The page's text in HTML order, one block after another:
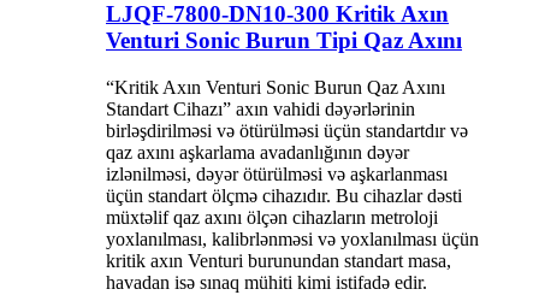
LJQF-7800-DN10-300 Kritik Axın
Venturi Sonic Burun Tipi Qaz Axını
“Kritik Axın Venturi Sonic Burun Qaz Axını
Standart Cihazı” axın vahidi dəyərlərinin
birləşdirilməsi və ötürülməsi üçün standartdır və
qaz axını aşkarlama avadanlığının dəyər
izlənilməsi, dəyər ötürülməsi və aşkarlanması
üçün standart ölçmə cihazıdır. Bu cihazlar dəsti
müxtəlif qaz axını ölçən cihazların metroloji
yoxlanılması, kalibrlənməsi və yoxlanılması üçün
kritik axın Venturi burunundan standart masa,
havadan isə sınaq mühiti kimi istifadə edir.